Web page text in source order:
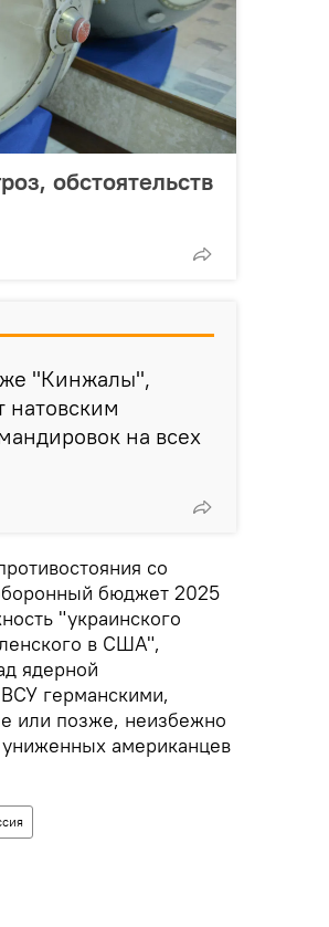
обстоятельств
"Кинжалы",
на всех
со
бюджет 2025
"украинского
в США",
ядерной
германскими,
или позже, неизбежно
американцев